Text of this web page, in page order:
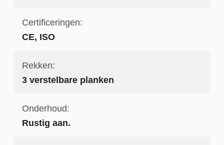
Certificeringen:
CE, ISO
Rekken:
3 verstelbare planken
Onderhoud:
Rustig aan.